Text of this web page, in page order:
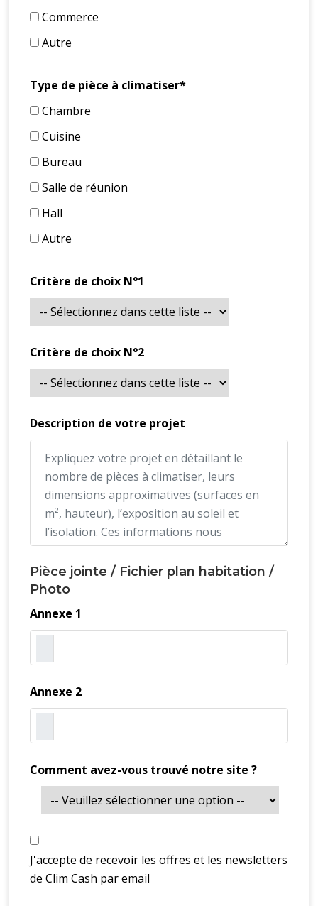
Commerce
Autre
Type de pièce à climatiser*
Chambre
Cuisine
Bureau
Salle de réunion
Hall
Autre
Critère de choix N°1
Critère de choix N°2
Description de votre projet
Pièce jointe / Fichier plan habitation /
Photo
Annexe 1
Annexe 2
Comment avez-vous trouvé notre site ?
J'accepte de recevoir les offres et les newsletters
de Clim Cash par email